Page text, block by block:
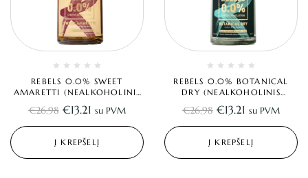
REBELS 0.0% SWEET
AMARETTI (NEALKOHOLINIS
AMARETTO) 0.5L
€26.98 €13.21 su PVM
Į KREPŠELĮ
REBELS 0.0% BOTANICAL
DRY (NEALKOHOLINIS
DŽINAS) 0.5L
€26.98 €13.21 su PVM
Į KREPŠELĮ